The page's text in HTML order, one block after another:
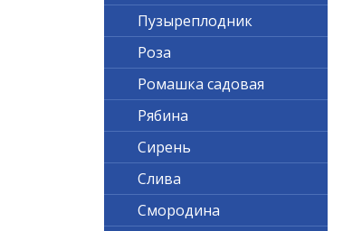
Пузыреплодник
Роза
Ромашка садовая
Рябина
Сирень
Слива
Смородина